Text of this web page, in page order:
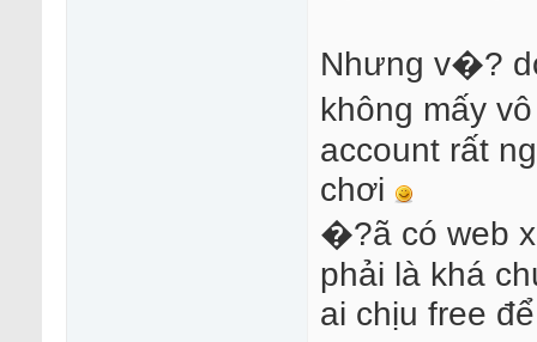
Nhưng v�?
không mấy
account rất
chơi
�?ã có web
phải là khá
ai chịu free